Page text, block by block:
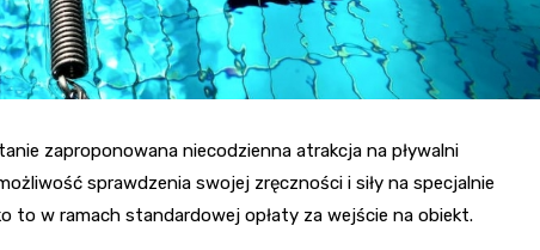
zaproponowana niecodzienna atrakcja na pływalni
sprawdzenia swojej zręczności i siły na specjalnie
w ramach standardowej opłaty za wejście na obiekt.